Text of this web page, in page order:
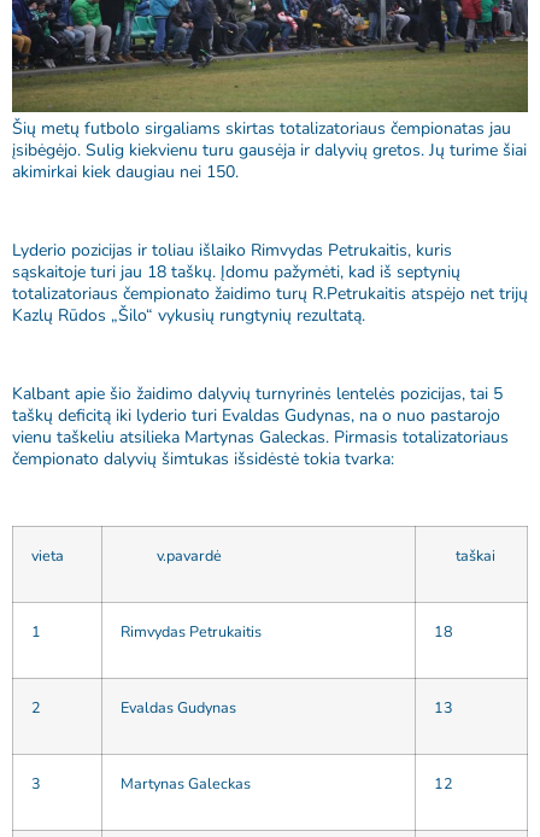
Šių metų futbolo sirgaliams skirtas totalizatoriaus čempionatas jau
įsibėgėjo. Sulig kiekvienu turu gausėja ir dalyvių gretos. Jų turime šiai
akimirkai kiek daugiau nei 150.
Lyderio pozicijas ir toliau išlaiko Rimvydas Petrukaitis, kuris
sąskaitoje turi jau 18 taškų. Įdomu pažymėti, kad iš septynių
totalizatoriaus čempionato žaidimo turų R.Petrukaitis atspėjo net trijų
Kazlų Rūdos „Šilo“ vykusių rungtynių rezultatą.
Kalbant apie šio žaidimo dalyvių turnyrinės lentelės pozicijas, tai 5
taškų deficitą iki lyderio turi Evaldas Gudynas, na o nuo pastarojo
vienu taškeliu atsilieka Martynas Galeckas. Pirmasis totalizatoriaus
čempionato dalyvių šimtukas išsidėstė tokia tvarka:
vieta v.pavardė taškai
1 Rimvydas Petrukaitis 18
2 Evaldas Gudynas 13
3 Martynas Galeckas 12